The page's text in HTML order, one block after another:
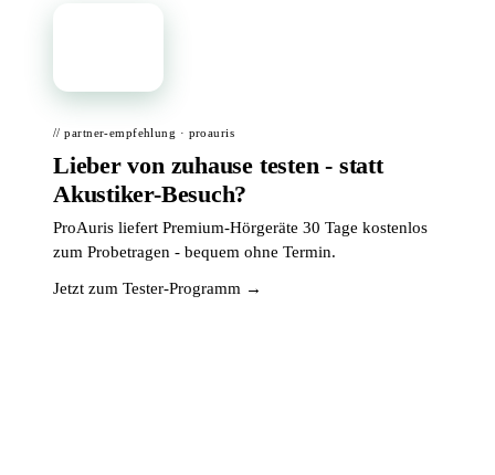
// partner-empfehlung · proauris
Lieber von zuhause testen - statt
Akustiker-Besuch?
ProAuris liefert Premium-Hörgeräte 30 Tage kostenlos
zum Probetragen - bequem ohne Termin.
Jetzt zum Tester-Programm →